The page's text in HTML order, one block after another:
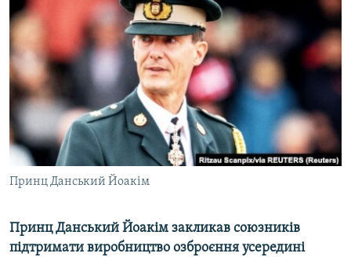
МУЛЬТИМЕДІА
ФОТО
СПЕЦПРОЄКТИ
ПОДКАСТИ
КРИМ РЕАЛІЇ
РУС
КТАТ
Принц Данський Йоакім
Принц Данський Йоакім закликав союзників
підтримати виробництво озброєння усередині